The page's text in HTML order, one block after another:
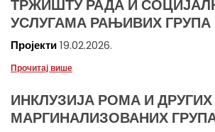
ТРЖИШТУ РАДА И
УСЛУГАМА РАЊИВИХ
Пројекти19.02.2026.
Прочитај више
ИНКЛУЗИЈА РОМА И ДРУГИХ
МАРГИНАЛИЗОВАНИХ